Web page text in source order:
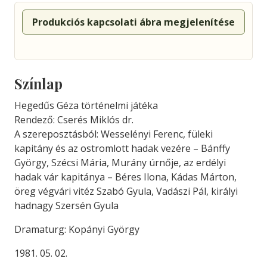
Produkciós kapcsolati ábra megjelenítése
Színlap
Hegedűs Géza történelmi játéka
Rendező: Cserés Miklós dr.
A szereposztásból: Wesselényi Ferenc, füleki
kapitány és az ostromlott hadak vezére – Bánffy
György, Szécsi Mária, Murány úrnője, az erdélyi
hadak vár kapitánya – Béres Ilona, Kádas Márton,
öreg végvári vitéz Szabó Gyula, Vadászi Pál, királyi
hadnagy Szersén Gyula
Dramaturg: Kopányi György
1981. 05. 02.